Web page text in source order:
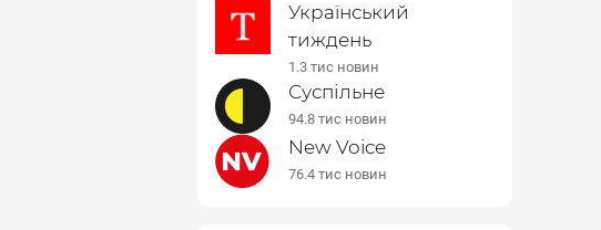
Український
тиждень
1.3 тис новин
Суспільне
94.8 тис новин
New Voice
76.4 тис новин